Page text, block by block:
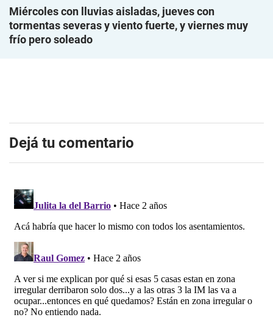
Miércoles con lluvias aisladas, jueves con
tormentas severas y viento fuerte, y viernes muy
frío pero soleado
Dejá tu comentario